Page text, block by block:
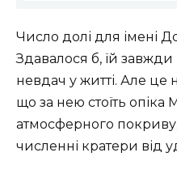
Число долі для імені
Здавалося б, їй завжди
невдач у житті. Але це
що за нею стоїть опіка
атмосферного
численні кратери від